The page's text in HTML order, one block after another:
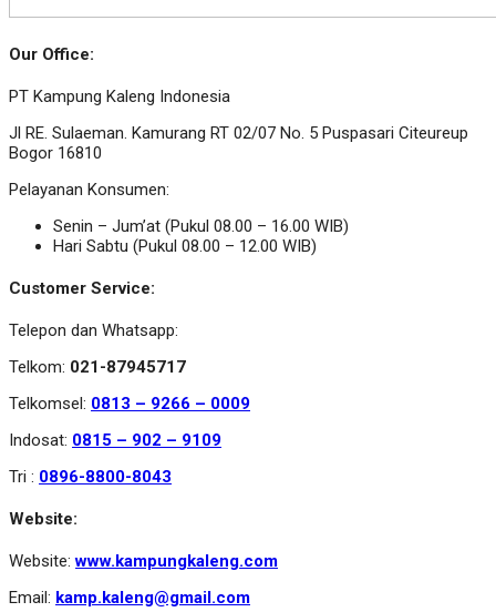
Our Office:
PT Kampung Kaleng Indonesia
Jl RE. Sulaeman. Kamurang RT 02/07 No. 5 Puspasari Citeureup
Bogor 16810
Pelayanan Konsumen:
Senin – Jum’at (Pukul 08.00 – 16.00 WIB)
Hari Sabtu (Pukul 08.00 – 12.00 WIB)
Customer Service:
Telepon dan Whatsapp:
Telkom: 021-87945717
Telkomsel: 0813 – 9266 – 0009
Indosat: 0815 – 902 – 9109
Tri : 0896-8800-8043
Website:
Website:www.kampungkaleng.com
Email: kamp.kaleng@gmail.com